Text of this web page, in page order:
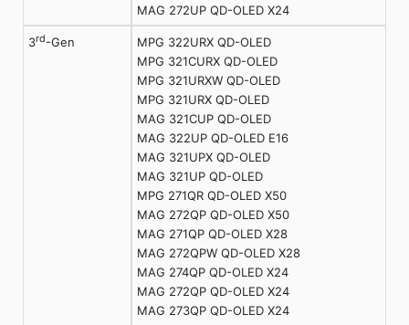
MAG 272UP QD-OLED X24
3rd -Gen
MPG 322URX QD-OLED
MPG 321CURX QD-OLED
MPG 321URXW QD-OLED
MPG 321URX QD-OLED
MAG 321CUP QD-OLED
MAG 322UP QD-OLED E16
MAG 321UPX QD-OLED
MAG 321UP QD-OLED
MPG 271QR QD-OLED X50
MAG 272QP QD-OLED X50
MAG 271QP QD-OLED X28
MAG 272QPW QD-OLED X28
MAG 274QP QD-OLED X24
MAG 272QP QD-OLED X24
MAG 273QP QD-OLED X24